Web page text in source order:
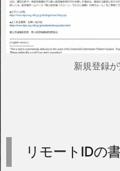
新規登録
リモートIDの